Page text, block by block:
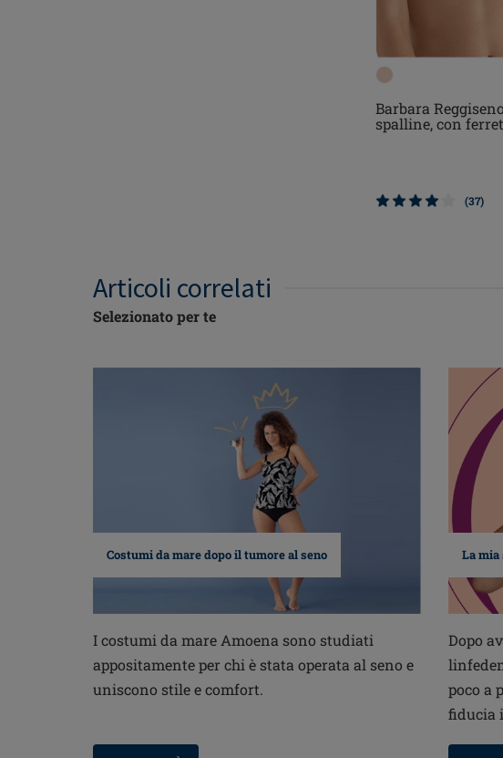
Barbara
spalline, con
(37)
Articoli correlati
Selezionato per te
Costumi da mare dopo il tumore al seno
I costumi da mare Amoena sono studiati
appositamente per chi è stata operata al seno e
uniscono stile e comfort.
La mia
Dopo
poco a
fiducia